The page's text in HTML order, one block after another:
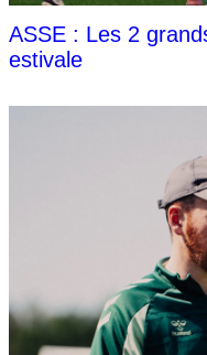
ASSE : Les 2
estivale